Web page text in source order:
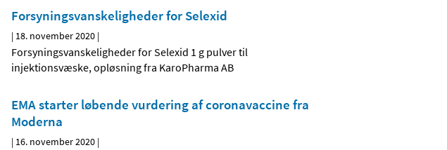
Forsyningsvanskeligheder for Selexid
| 18. november 2020 |
Forsyningsvanskeligheder for Selexid 1 g pulver til
injektionsvæske, opløsning fra KaroPharma AB
EMA starter løbende vurdering af coronavaccine fra
Moderna
| 16. november 2020 |